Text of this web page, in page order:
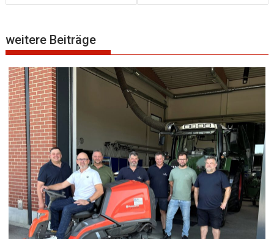
weitere Beiträge